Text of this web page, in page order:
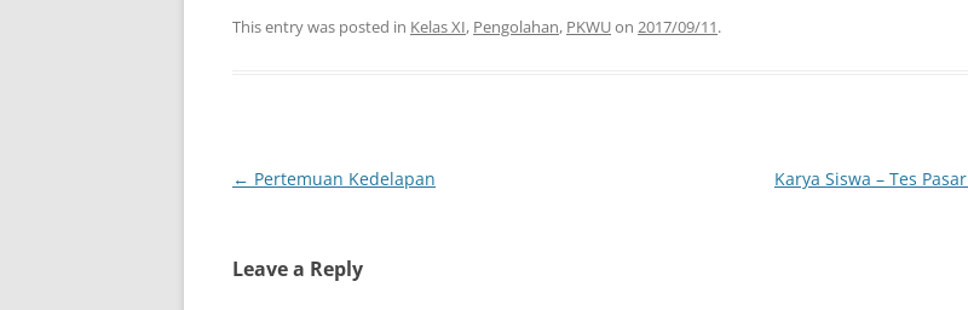
This entry was posted in Kelas XI, Pengolahan, PKWUon 2017/09/11.
Post
← Pertemuan Kedelapan Karya Siswa – Tes Pasar
Leave a Reply